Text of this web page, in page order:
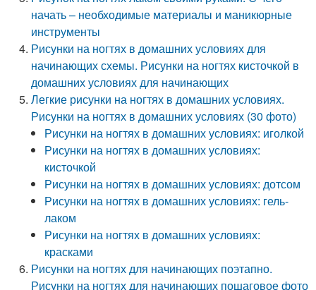
начать – необходимые материалы и маникюрные
инструменты
Рисунки на ногтях в домашних условиях для
начинающих схемы. Рисунки на ногтях кисточкой в
домашних условиях для начинающих
Легкие рисунки на ногтях в домашних условиях.
Рисунки на ногтях в домашних условиях (30 фото)
Рисунки на ногтях в домашних условиях: иголкой
Рисунки на ногтях в домашних условиях:
кисточкой
Рисунки на ногтях в домашних условиях: дотсом
Рисунки на ногтях в домашних условиях: гель-
лаком
Рисунки на ногтях в домашних условиях:
красками
Рисунки на ногтях для начинающих поэтапно.
Рисунки на ногтях для начинающих пошаговое фото